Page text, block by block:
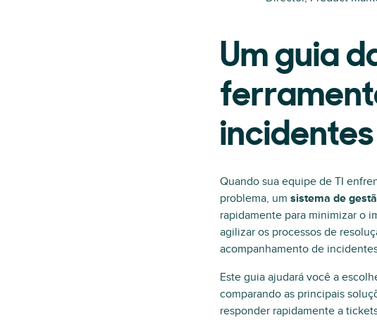
Um guia
incidentes
Quando sua equipe de TI
problema, um sistema de
rapidamente para minimizar o
agilizar os processos de
acompanhamento de
Este guia ajudará você a
comparando as principais
responder rapidamente a